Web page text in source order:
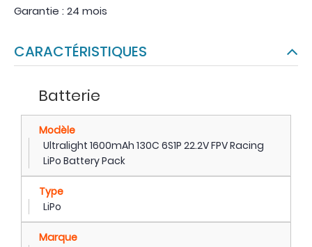
Garantie : 24 mois
CARACTÉRISTIQUES
Batterie
Modèle
Ultralight 1600mAh 130C 6S1P 22.2V FPV Racing
LiPo Battery Pack
Type
LiPo
Marque